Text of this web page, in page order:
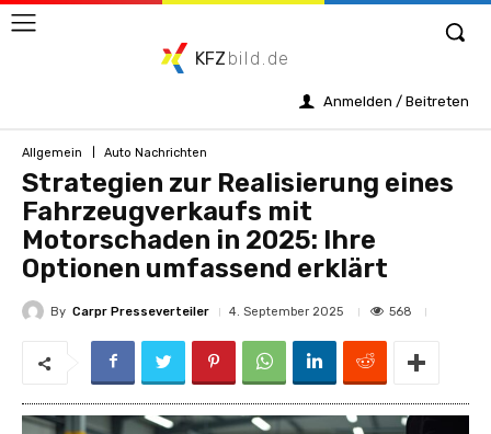
KFZ bild.de
Anmelden / Beitreten
Allgemein Auto Nachrichten
Strategien zur Realisierung eines
Fahrzeugverkaufs mit
Motorschaden in 2025: Ihre
Optionen umfassend erklärt
By Carpr Presseverteiler 4. September 2025 568